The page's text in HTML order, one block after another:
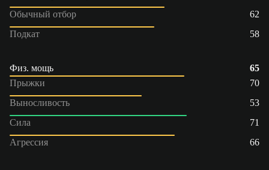
Обычный отбор
62
Подкат
58
Физ. мощь
65
Прыжки
70
Выносливость
53
Сила
71
Агрессия
66